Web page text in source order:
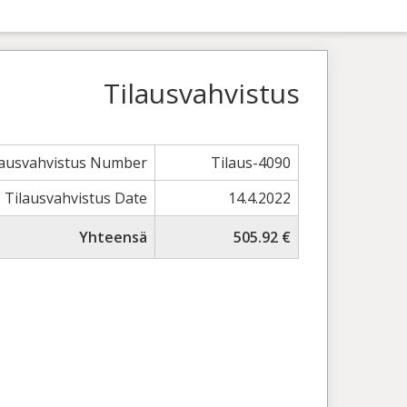
Tilausvahvistus
Number
Tilaus-4090
Tilausvahvistus Date
14.4.2022
Yhteensä
505.92 €